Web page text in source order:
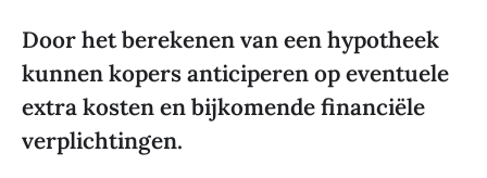
Door het berekenen van een hypotheek
kunnen kopers anticiperen op eventuele
extra kosten en bijkomende financiële
verplichtingen.